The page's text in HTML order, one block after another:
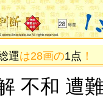
運は28画の1点 ！
不和 遭